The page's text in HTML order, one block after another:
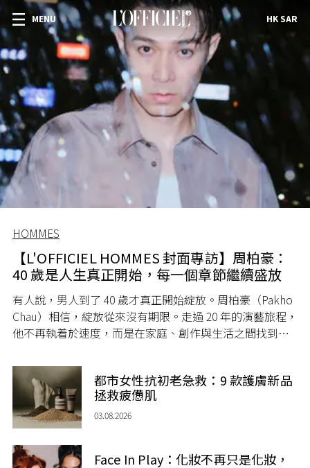
MENU HK SAR
HOMMES
【L'OFFICIEL HOMMES 封面專訪】周柏豪：
40 歲是人生真正開始，每一個章節繼續盛放
有人說，男人到了 40 歲才真正開始綻放。周柏豪（Pakho
Chau）相信，綻放從來沒有期限。走過 20 年的演藝旅程，
他不再執着於速度，而是在家庭、創作與生活之間找到屬
都市女性抗初老急救：9 款護膚新品
拯救疲憊肌
03.08.2026
Face In Play：化妝不再只是化妝，